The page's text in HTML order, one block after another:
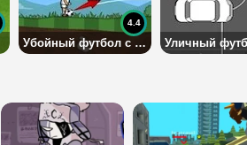
Убойный футбол с мячом
4.4